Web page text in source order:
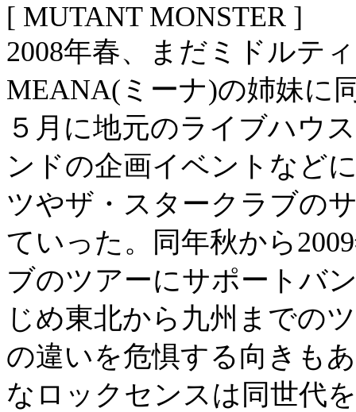
[ MUTANT MONSTER ]
2008年春、まだミドルテ
MEANA(ミーナ)の姉妹に
５月に地元のライブハウ
ンドの企画イベントなど
ツやザ・スタークラブの
ていった。同年秋から
ブのツアーにサポートバ
じめ東北から九州までの
の違いを危惧する向きも
なロックセンスは同世代